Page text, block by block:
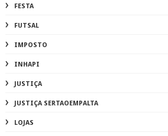
FESTA
FUTSAL
IMPOSTO
INHAPI
JUSTIÇA
JUSTIÇA SERTAOEMPALTA
LOJAS